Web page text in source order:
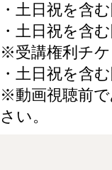
・土日祝を含
・土日祝を含
※受講権利チ
・土日祝を含
※動画視聴前
さい。